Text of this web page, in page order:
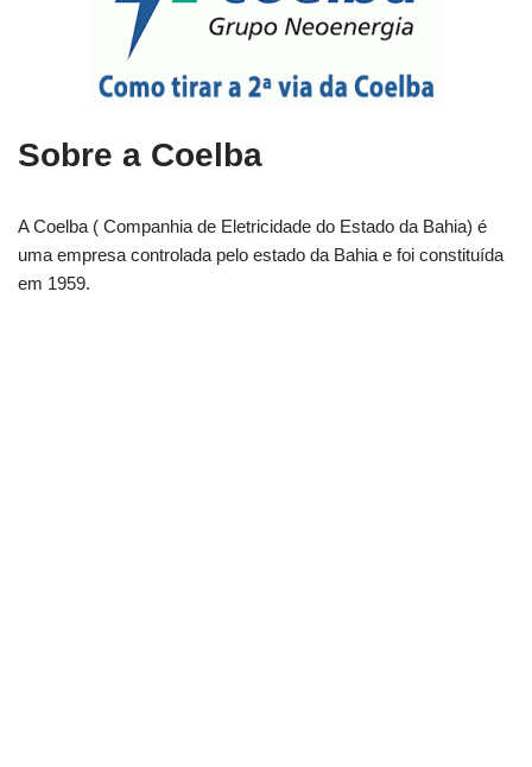
Sobre a Coelba
A Coelba ( Companhia de Eletricidade do Estado da Bahia) é
uma empresa controlada pelo estado da Bahia e foi constituída
em 1959.